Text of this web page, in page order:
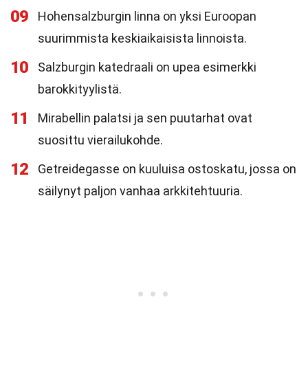
09
Hohensalzburgin linna on yksi Euroopan
suurimmista keskiaikaisista linnoista.
10
Salzburgin katedraali on upea esimerkki
barokkityylistä.
11
Mirabellin palatsi ja sen puutarhat ovat
suosittu vierailukohde.
12
Getreidegasse on kuuluisa ostoskatu, jossa on
säilynyt paljon vanhaa arkkitehtuuria.